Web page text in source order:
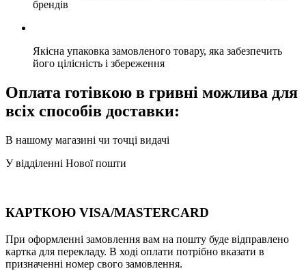
брендів
Якісна упаковка замовленого товару, яка забезпечить
його цілісність і збереження
Оплата готівкою в гривні можлива для
всіх способів доставки:
В нашому магазині чи точці видачі
У відділенні Нової пошти
КАРТКОЮ VISA/MASTERCARD
При оформленні замовлення вам на пошту буде відправлено
картка для перекладу. В ході оплати потрібно вказати в
призначенні номер свого замовлення.